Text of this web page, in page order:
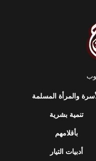
والمرأة المسلمة
تنمية بشرية
بأقلامهم
أدبيات التيار